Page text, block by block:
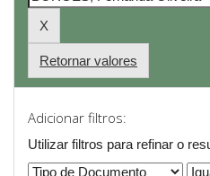
Retornar valores
Adicionar filtros:
Utilizar filtros para refinar o